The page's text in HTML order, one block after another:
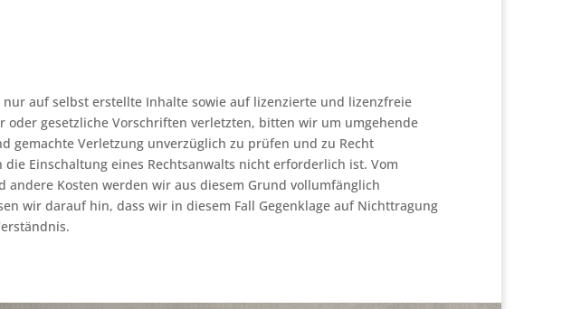
auf selbst erstellte Inhalte sowie auf lizenzierte und lizenzfreie
gesetzliche Vorschriften verletzten, bitten wir um umgehende
gemachte Verletzung unverzüglich zu prüfen und zu Recht
Einschaltung eines Rechtsanwalts nicht erforderlich ist. Vom
Kosten werden wir aus diesem Grund vollumfänglich
wir darauf hin, dass wir in diesem Fall Gegenklage auf Nichttragung